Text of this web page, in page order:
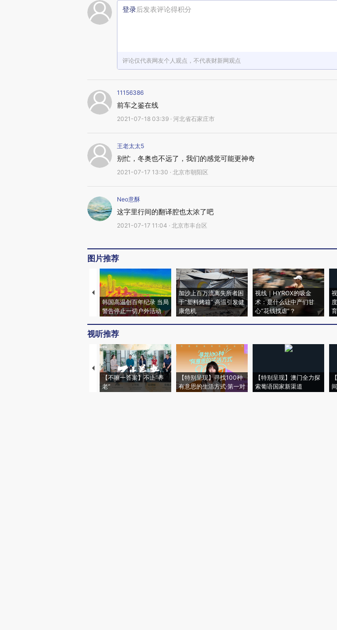
登录后发表评论得积分
评论仅代表网友个人观点，不代表财新网观点
11156386
前车之鉴在线
2021-07-18 03:39 · 河北省石家庄市
王老太太5
别忙，冬奥也不远了，我们的感觉可能更神奇
2021-07-17 13:30 · 北京市朝阳区
Neo意酥
这字里行间的翻译腔也太浓了吧
2021-07-17 11:04 · 北京市丰台区
图片推荐
韩国高温创百年纪录 当局
警告停止一切户外活动
加沙上百万流离失所者困
于“塑料烤箱” 高温引发健
康危机
视线｜HYROX的吸金
术：是什么让中产们甘
心“花钱找虐”？
视听推荐
【不唯一答案】不止“养
老”
【特别呈现】寻找100种
有意思的生活方式·第一对
【特别呈现】澳门全力探
索葡语国家新渠道